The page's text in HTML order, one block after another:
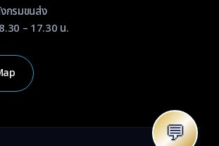
กรมขนส่ง
– 17.30 น.
💬